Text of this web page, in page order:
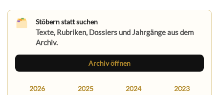
Stöbern statt suchen
Texte, Rubriken, Dossiers und Jahrgänge aus dem
Archiv.
Archiv öffnen
2026 2025 2024 2023